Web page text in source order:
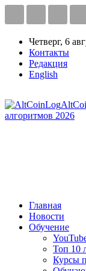
Четверг, 6
Контакты
Редакция
English
алгоритмов 2026
Главная
Новости
Обучение
Топ 10
Курсы